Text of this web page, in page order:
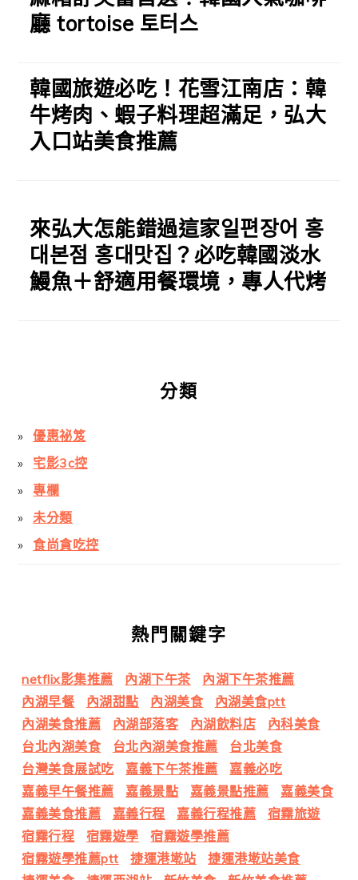
廳 tortoise 토터스
韓國旅遊必吃！花雪江南店：韓
牛烤肉、蝦子料理超滿足，弘大
入口站美食推薦
來弘大怎能錯過這家일편장어 홍
대본점 홍대맛집？必吃韓國淡水
鰻魚＋舒適用餐環境，專人代烤
分類
優惠祕笈
宅影3c控
專欄
未分類
食尚貪吃控
熱門關鍵字
netflix影集推薦 內湖下午茶
內湖下午茶推薦
內湖早餐
內湖甜點 內湖美食
內湖美食ptt
內湖美食推薦
內湖部落客 內湖飲料店
內科美食
台北內湖美食
台北內湖美食推薦
台北美食
台灣美食展試吃
嘉義下午茶推薦
嘉義必吃
嘉義早午餐推薦
嘉義景點 嘉義景點推薦
嘉義美食
嘉義美食推薦
嘉義行程 嘉義行程推薦
宿霧旅遊
宿霧行程
宿霧遊學
宿霧遊學推薦
宿霧遊學推薦ptt
捷運港墘站
捷運港墘站美食